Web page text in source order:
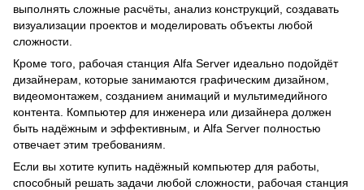
выполнять сложные расчёты, анализ конструкций, создавать
визуализации проектов и моделировать объекты любой
сложности.
Кроме того, рабочая станция Alfa Server идеально подойдёт
дизайнерам, которые занимаются графическим дизайном,
видеомонтажем, созданием анимаций и мультимедийного
контента. Компьютер для инженера или дизайнера должен
быть надёжным и эффективным, и Alfa Server полностью
отвечает этим требованиям.
Если вы хотите купить надёжный компьютер для работы,
способный решать задачи любой сложности, рабочая станция